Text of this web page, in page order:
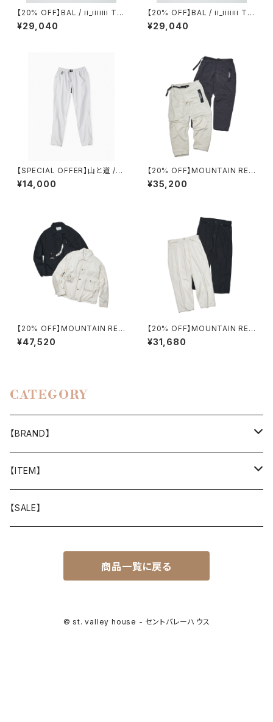
【20% OFF】BAL / ii_iiiiiii TE
CHNICAL WOOL TROUSER
¥29,040
【20% OFF】BAL / ii_iiiiiii TE
CHNICAL WOOL TROUSER
¥29,040
【SPECIAL OFFER】山と道 /５
POCKET PANTS（MEN）
¥14,000
【20% OFF】MOUNTAIN RES
EARCH / ID PANTS +
¥35,200
【20% OFF】MOUNTAIN RES
EARCH / TYPE Ⅱ
¥47,520
【20% OFF】MOUNTAIN RES
EARCH / MT 578
¥31,680
CATEGORY
【BRAND】
山と道
T-SHIRT
迷迭香
Akihiro Wood Works
【ITEM】
WEAR
【SALE】
商品一覧に戻る
© st. valley house - セントバレーハウス